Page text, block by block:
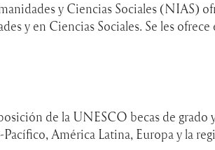
y Ciencias Sociales (NIAS)
y en Ciencias Sociales. Se les
de la UNESCO becas de grado
América Latina, Europa y la